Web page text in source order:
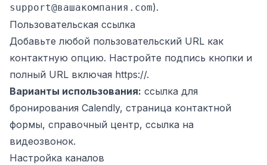
support@вашакомпания.com).
Пользовательская ссылка
Добавьте любой пользовательский URL как
контактную опцию. Настройте подпись кнопки и
полный URL включая https://.
Варианты использования: ссылка для
бронирования Calendly, страница контактной
формы, справочный центр, ссылка на
видеозвонок.
Настройка каналов